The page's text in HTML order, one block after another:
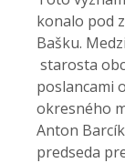
konalo pod
Bašku.
starosta
poslancami
okresného
Anton
predseda